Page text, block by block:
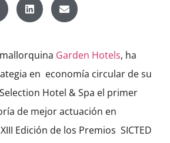
Garden Hotels, ha
en economía circular de su
Hotel & Spa el primer
de mejor actuación en
Edición de los Premios SICTED